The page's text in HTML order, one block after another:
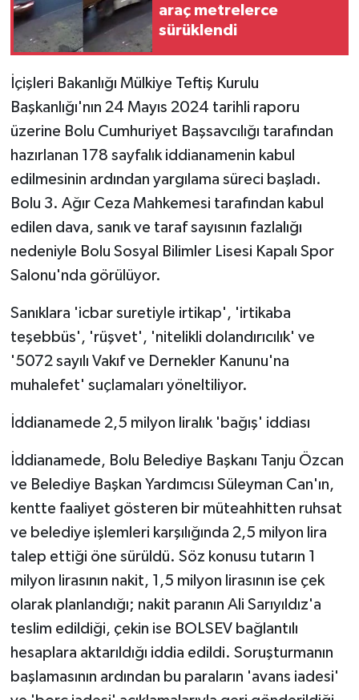
araç metrelerce
sürüklendi
İçişleri Bakanlığı Mülkiye Teftiş Kurulu
Başkanlığı'nın 24 Mayıs 2024 tarihli raporu
üzerine Bolu Cumhuriyet Başsavcılığı tarafından
hazırlanan 178 sayfalık iddianamenin kabul
edilmesinin ardından yargılama süreci başladı.
Bolu 3. Ağır Ceza Mahkemesi tarafından kabul
edilen dava, sanık ve taraf sayısının fazlalığı
nedeniyle Bolu Sosyal Bilimler Lisesi Kapalı Spor
Salonu'nda görülüyor.
Sanıklara 'icbar suretiyle irtikap', 'irtikaba
teşebbüs', 'rüşvet', 'nitelikli dolandırıcılık' ve
'5072 sayılı Vakıf ve Dernekler Kanunu'na
muhalefet' suçlamaları yöneltiliyor.
İddianamede 2,5 milyon liralık 'bağış' iddiası
İddianamede, Bolu Belediye Başkanı Tanju Özcan
ve Belediye Başkan Yardımcısı Süleyman Can'ın,
kentte faaliyet gösteren bir müteahhitten ruhsat
ve belediye işlemleri karşılığında 2,5 milyon lira
talep ettiği öne sürüldü. Söz konusu tutarın 1
milyon lirasının nakit, 1,5 milyon lirasının ise çek
olarak planlandığı; nakit paranın Ali Sarıyıldız'a
teslim edildiği, çekin ise BOLSEV bağlantılı
hesaplara aktarıldığı iddia edildi. Soruşturmanın
başlamasının ardından bu paraların 'avans iadesi'